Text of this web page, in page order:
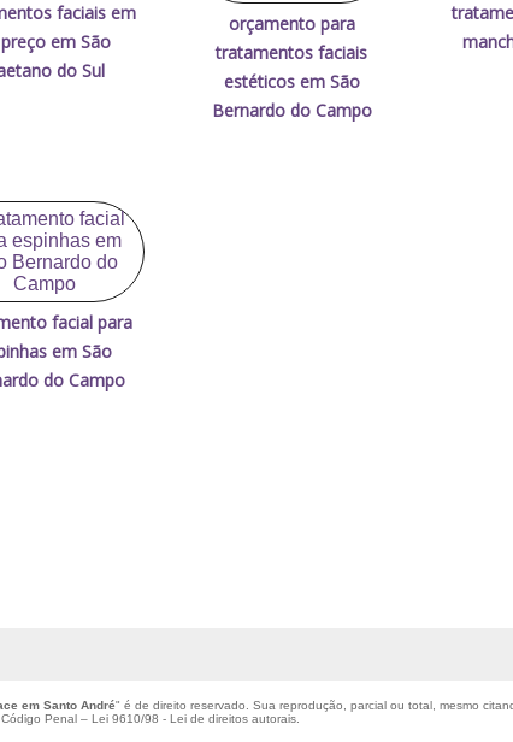
faciais em
em São
do Sul
orçamento para
tratamentos faciais
estéticos em São
Bernardo do Campo
facial para
em São
do Campo
em Santo André" é de direito reservado. Sua reprodução, parcial ou total, mesmo
Penal – Lei 9610/98 - Lei de direitos autorais.